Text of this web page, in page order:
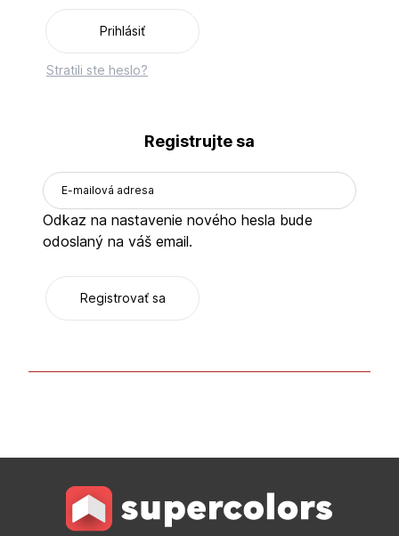
Prihlásiť
Stratili ste heslo?
Registrujte sa
Odkaz na nastavenie nového hesla bude
odoslaný na váš email.
Registrovať sa